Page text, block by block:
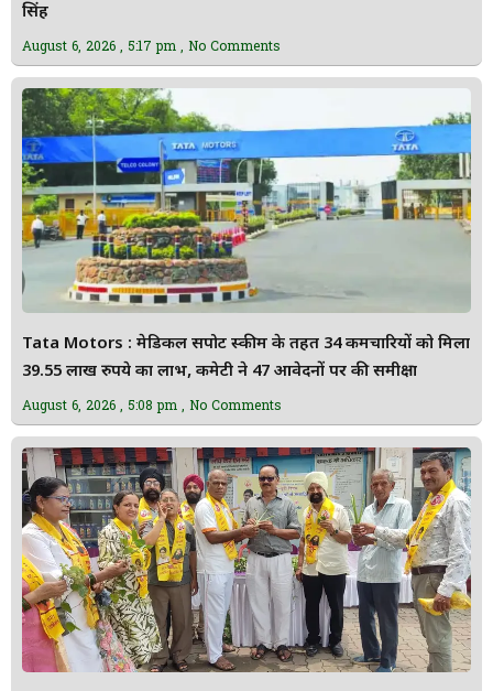
सिंह
August 6, 2026 5:17 pm No Comments
Tata Motors : मेडिकल सपोर्ट स्कीम के तहत 34 कर्मचारियों को मिला
39.55 लाख रुपये का लाभ, कमेटी ने 47 आवेदनों पर की समीक्षा
August 6, 2026 5:08 pm No Comments